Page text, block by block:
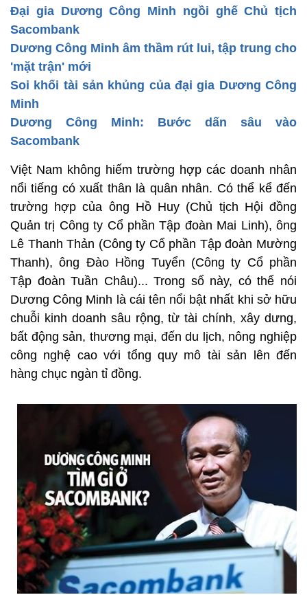
Đại gia Dương Công Minh ngồi ghế Chủ tịch
Sacombank
Dương Công Minh âm thầm rút lui, tập trung cho
'mặt trận' mới
Soi khối tài sản khủng của đại gia Dương Công
Minh
Dương Công Minh: Bước dấn sâu vào
Sacombank
Việt Nam không hiếm trường hợp các doanh nhân
nổi tiếng có xuất thân là quân nhân. Có thể kể đến
trường hợp của ông Hồ Huy (Chủ tịch Hội đồng
Quản trị Công ty Cổ phần Tập đoàn Mai Linh), ông
Lê Thanh Thản (Công ty Cổ phần Tập đoàn Mường
Thanh), ông Đào Hồng Tuyển (Công ty Cổ phần
Tập đoàn Tuần Châu)... Trong số này, có thể nói
Dương Công Minh là cái tên nổi bật nhất khi sở hữu
chuỗi kinh doanh sâu rộng, từ tài chính, xây dưng,
bất động sản, thương mại, đến du lịch, nông nghiệp
công nghệ cao với tổng quy mô tài sản lên đến
hàng chục ngàn tỉ đồng.